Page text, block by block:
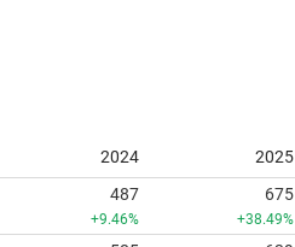
2024 2025
487
+9.46%
675
+38.49%